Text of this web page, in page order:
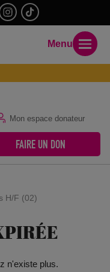
Mon espace donateur
FAIRE UN DON
Menu
H/F (02)
n'existe plus.